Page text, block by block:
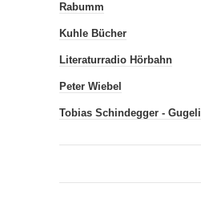
Rabumm
Kuhle Bücher
Literaturradio Hörbahn
Peter Wiebel
Tobias Schindegger - Gugeli